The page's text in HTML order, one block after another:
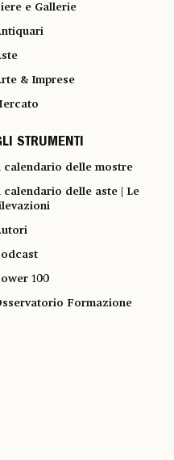
e Gallerie
& Imprese
STRUMENTI
calendario delle mostre
calendario delle aste | Le
100
Formazione